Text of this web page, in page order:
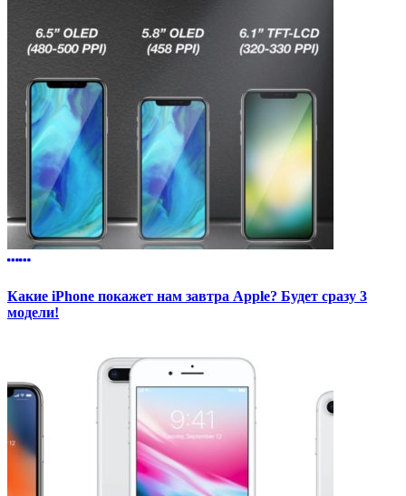
Какие iPhone покажет нам завтра Apple? Будет сразу 3
модели!